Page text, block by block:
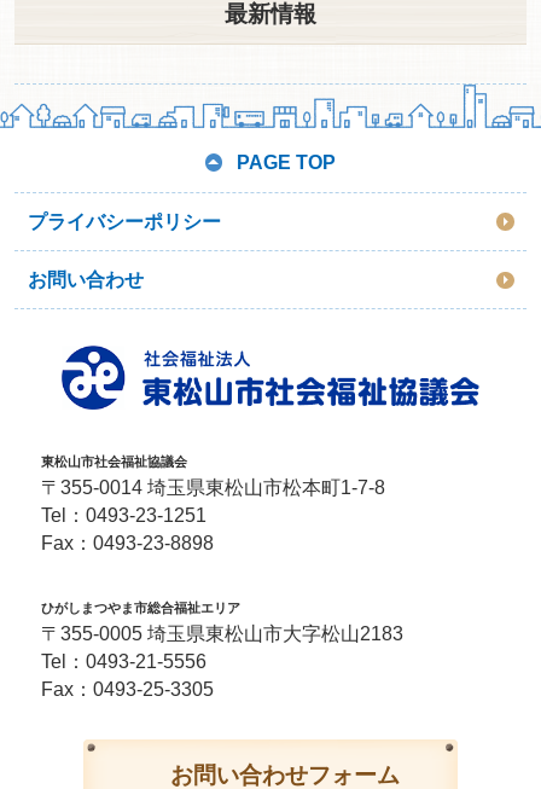
最新情報
PAGE TOP
プライバシーポリシー
お問い合わせ
東松山市社会福祉協議会
〒355-0014 埼玉県東松山市松本町1-7-8
Tel： 0493-23-1251
Fax：0493-23-8898
ひがしまつやま市総合福祉エリア
〒355-0005 埼玉県東松山市大字松山2183
Tel： 0493-21-5556
Fax：0493-25-3305
お問い合わせフォーム